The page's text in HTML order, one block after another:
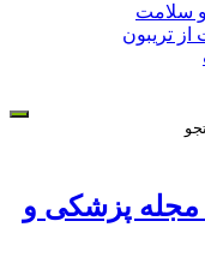
سلامت
تریبون
پزشکی و